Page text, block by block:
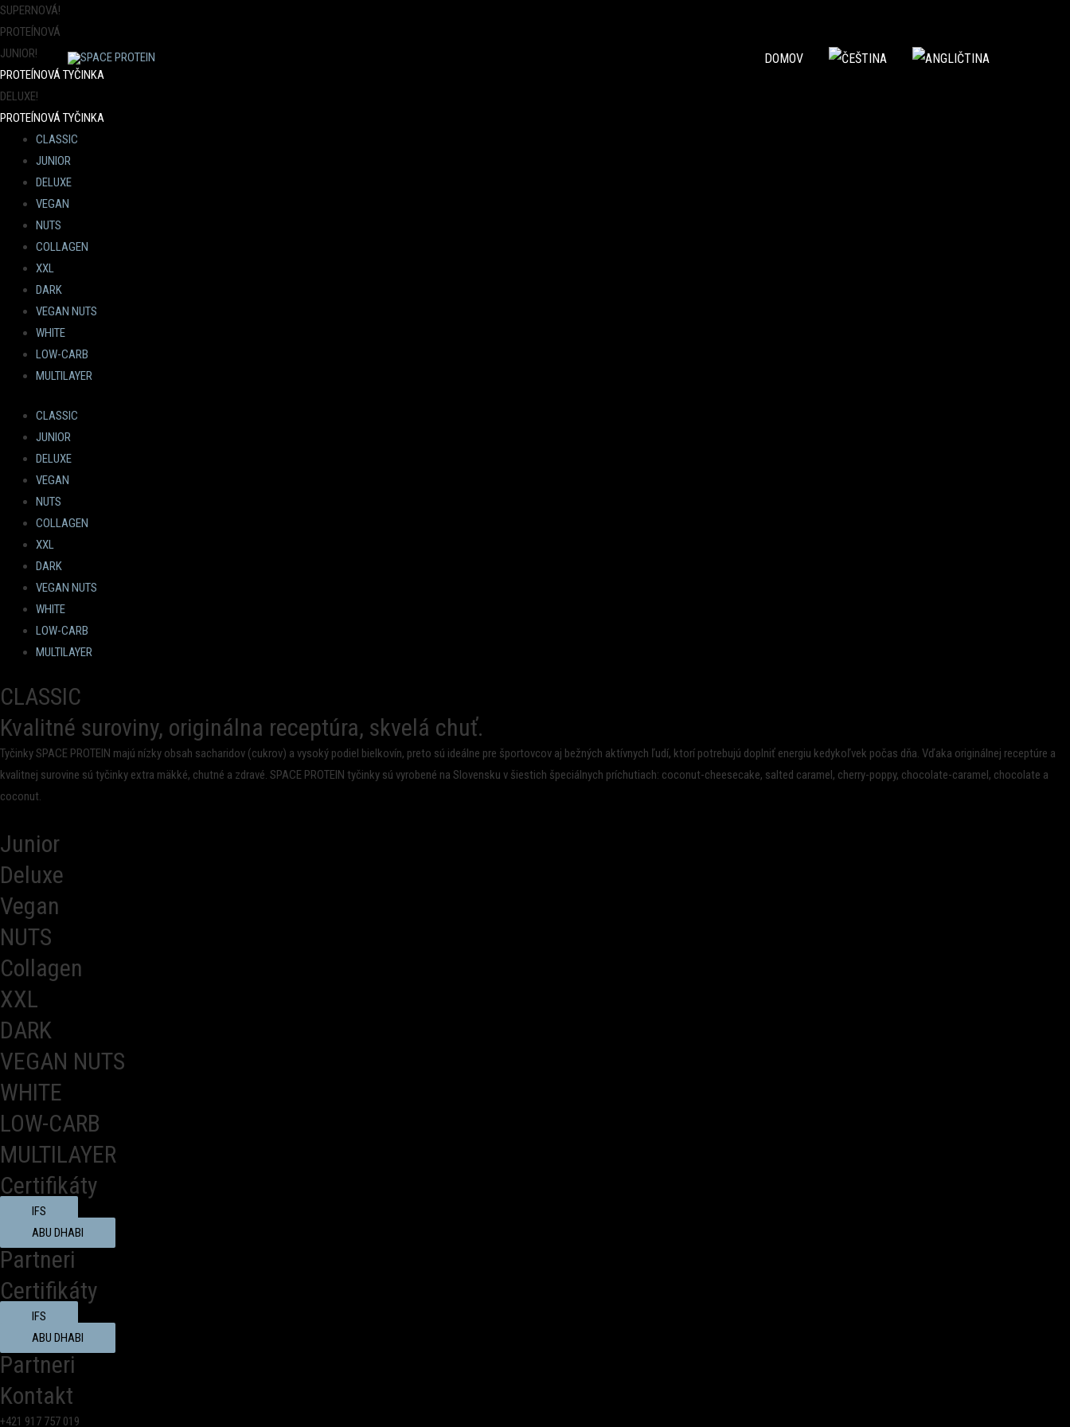
DOMOV
SUPERNOVÁ!
PROTEÍNOVÁ
JUNIOR!
PROTEÍNOVÁ TYČINKA
DELUXE!
PROTEÍNOVÁ TYČINKA
CLASSIC
JUNIOR
DELUXE
VEGAN
NUTS
COLLAGEN
XXL
DARK
VEGAN NUTS
WHITE
LOW-CARB
MULTILAYER
CLASSIC
JUNIOR
DELUXE
VEGAN
NUTS
COLLAGEN
XXL
DARK
VEGAN NUTS
WHITE
LOW-CARB
MULTILAYER
CLASSIC
Kvalitné suroviny, originálna receptúra, skvelá chuť.
Tyčinky SPACE PROTEIN majú nízky obsah sacharidov (cukrov) a vysoký podiel bielkovín, preto sú ideálne pre športovcov aj bežných aktívnych ľudí, ktorí potrebujú doplniť energiu kedykoľvek počas dňa. Vďaka originálnej receptúre a
kvalitnej surovine sú tyčinky extra mäkké, chutné a zdravé. SPACE PROTEIN tyčinky sú vyrobené na Slovensku v šiestich špeciálnych príchutiach: coconut-cheesecake, salted caramel, cherry-poppy, chocolate-caramel, chocolate a
coconut.
Junior
Deluxe
Vegan
NUTS
Collagen
XXL
DARK
VEGAN NUTS
WHITE
LOW-CARB
MULTILAYER
Certifikáty
IFS
ABU DHABI
Partneri
Certifikáty
IFS
ABU DHABI
Partneri
Kontakt
+421 917 757 019